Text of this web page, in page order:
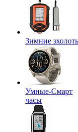
Зимние
Умные-Смарт
часы